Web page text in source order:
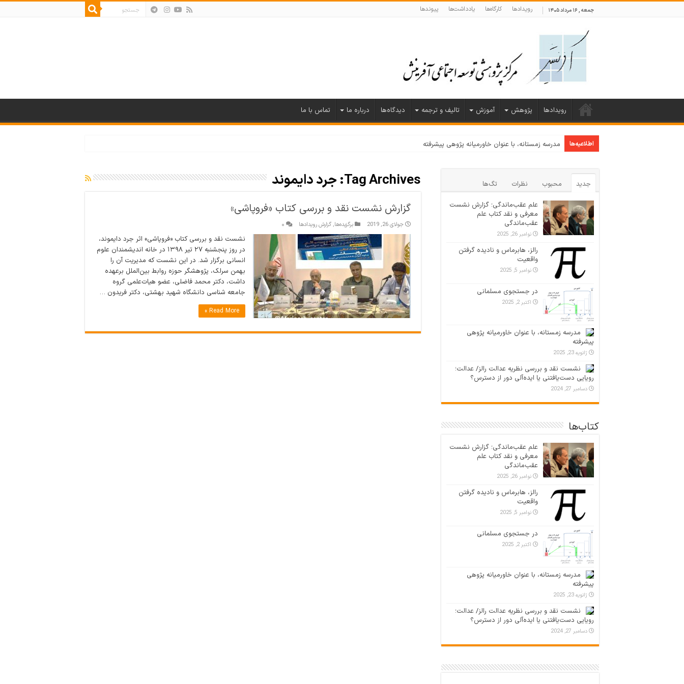
جمعه , ۱۶ مرداد ۱۴۰۵ رویدادها کارگاه‌ها یادداشت‌ها پیوندها
رویدادها پژوهش آموزش تالیف و ترجمه دیدگاه‌ها درباره ما تماس با ما
اطلاعیه‌ها مدرسه زمستانه، با عنوان خاورمیانه پژوهی پیشرفته
Tag Archives: جرد دایموند
گزارش نشست نقد و بررسی کتاب «فروپاشی»
جولای 26, 2019 برگزیده‌ها,گزارش رویدادها ۰
نشست نقد و بررسی کتاب «فروپاشی» اثر جرد دایموند،
در روز پنجشنبه ٢٧ تیر ۱۳۹۸ در خانه اندیشمندان علوم
انسانی برگزار شد. در این نشست که مدیریت آن را
بهمن سرلک، پژوهشگر حوزه روابط بین‌الملل برعهده
داشت، دکتر محمد فاضلی، عضو هیات‌علمی گروه
جامعه شناسی دانشگاه شهید بهشتی، دکتر فریدون …
Read More »
جدید محبوب نظرات تگ‌ها
علم عقب‌ماندگی؛ گزارش نشست
معرفی و نقد کتاب علم
عقب‌ماندگی
نوامبر 26, 2025
رالز، هابرماس و نادیده گرفتن
واقعیت
نوامبر 5, 2025
در جستجوی مسلمانی
اکتبر 2, 2025
مدرسه زمستانه، با عنوان خاورمیانه پژوهی
پیشرفته
ژانویه 23, 2025
نشست نقد و بررسی نظریه عدالت رالز/ عدالت؛
رویایی دست‌یافتنی یا ایده‌آلی دور از دسترس؟
دسامبر 27, 2024
کتاب‌ها
علم عقب‌ماندگی؛ گزارش نشست
معرفی و نقد کتاب علم
عقب‌ماندگی
نوامبر 26, 2025
رالز، هابرماس و نادیده گرفتن
واقعیت
نوامبر 5, 2025
در جستجوی مسلمانی
اکتبر 2, 2025
مدرسه زمستانه، با عنوان خاورمیانه پژوهی
پیشرفته
ژانویه 23, 2025
نشست نقد و بررسی نظریه عدالت رالز/ عدالت؛
رویایی دست‌یافتنی یا ایده‌آلی دور از دسترس؟
دسامبر 27, 2024